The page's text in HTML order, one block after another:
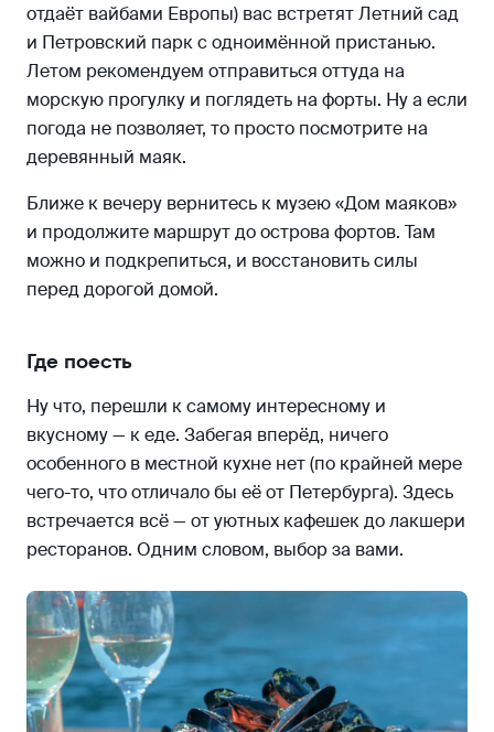
отдаёт вайбами Европы) вас встретят Летний сад
и Петровский парк с одноимённой пристанью.
Летом рекомендуем отправиться оттуда на
морскую прогулку и поглядеть на форты. Ну а если
погода не позволяет, то просто посмотрите на
деревянный маяк.
Ближе к вечеру вернитесь к музею «Дом маяков»
и продолжите маршрут до острова фортов. Там
можно и подкрепиться, и восстановить силы
перед дорогой домой.
Где поесть
Ну что, перешли к самому интересному и
вкусному — к еде. Забегая вперёд, ничего
особенного в местной кухне нет (по крайней мере
чего-то, что отличало бы её от Петербурга). Здесь
встречается всё — от уютных кафешек до лакшери
ресторанов. Одним словом, выбор за вами.